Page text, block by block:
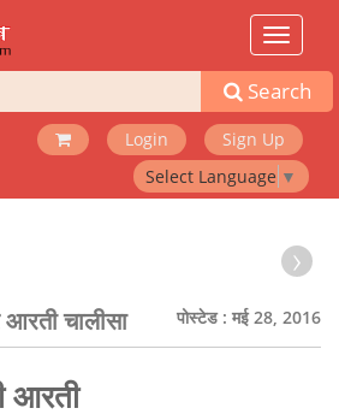
Toggle
Search
Login
Sign Up
Select Language ▼
›
आरती चालीसा पोस्टेड : मई 28, 2016
आरती